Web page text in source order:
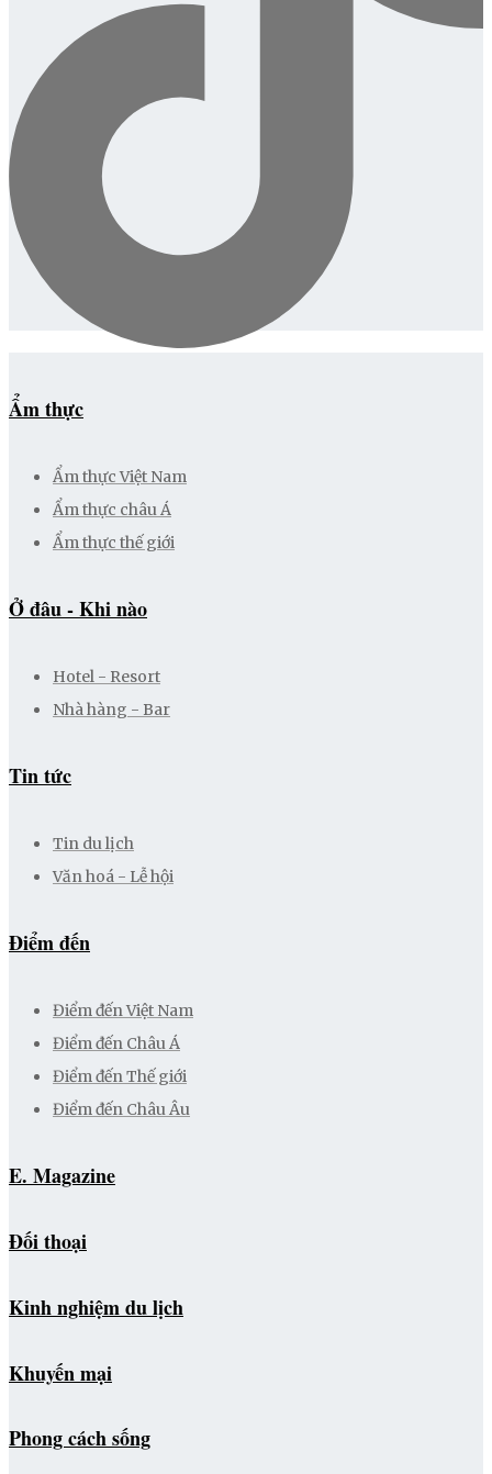
Ẩm thực
Ẩm thực Việt Nam
Ẩm thực châu Á
Ẩm thực thế giới
Ở đâu - Khi nào
Hotel - Resort
Nhà hàng - Bar
Tin tức
Tin du lịch
Văn hoá - Lễ hội
Điểm đến
Điểm đến Việt Nam
Điểm đến Châu Á
Điểm đến Thế giới
Điểm đến Châu Âu
E. Magazine
Đối thoại
Kinh nghiệm du lịch
Khuyến mại
Phong cách sống